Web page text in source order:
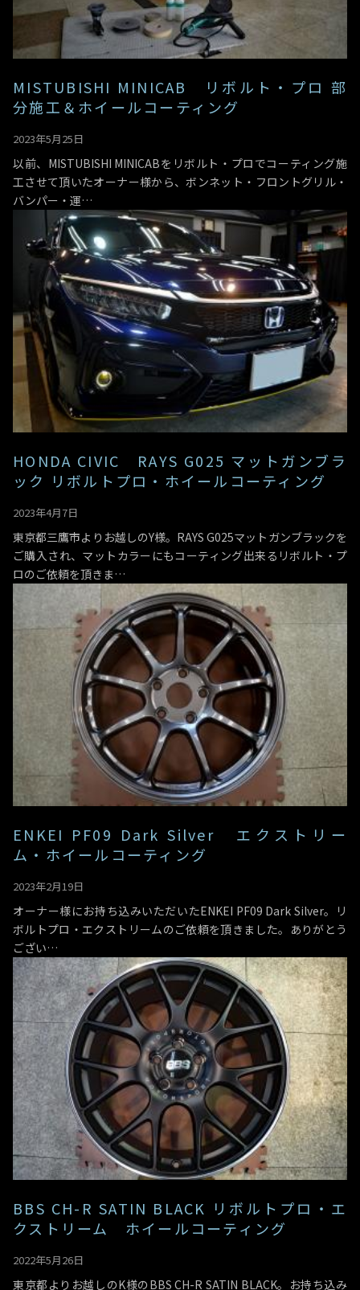
MISTUBISHI MINICAB リボルト・プロ 部
分施工＆ホイールコーティング
2023年5月25日
以前、MISTUBISHI MINICABをリボルト・プロでコーティング施
工させて頂いたオーナー様から、ボンネット・フロントグリル・
バンパー・運…
HONDA CIVIC RAYS G025 マットガンブラ
ック リボルトプロ・ホイールコーティング
2023年4月7日
東京都三鷹市よりお越しのY様。RAYS G025マットガンブラックを
ご購入され、マットカラーにもコーティング出来るリボルト・プ
ロのご依頼を頂きま…
ENKEI PF09 Dark Silver エクストリー
ム・ホイールコーティング
2023年2月19日
オーナー様にお持ち込みいただいたENKEI PF09 Dark Silver。リ
ボルトプロ・エクストリームのご依頼を頂きました。ありがとう
ござい…
BBS CH-R SATIN BLACK リボルトプロ・エ
クストリーム ホイールコーティング
2022年5月26日
東京都よりお越しのK様のBBS CH-R SATIN BLACK。お持ち込み